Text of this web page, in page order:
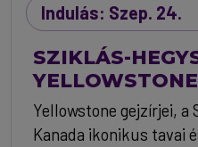
Indulás: Szep. 24.
SZIKLÁS-
Yellowstone gejzírjei, a
Kanada ikonikus tavai